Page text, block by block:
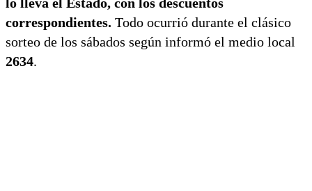
correspondientes. Todo ocurrió durante el clásico
sorteo de los sábados según informó el medio local
2634.